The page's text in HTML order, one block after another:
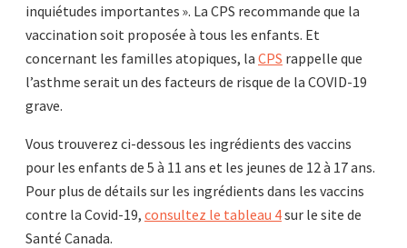
inquiétudes importantes ». La CPS recommande que la
vaccination soit proposée à tous les enfants. Et
concernant les familles atopiques, la CPS rappelle que
l’asthme serait un des facteurs de risque de la COVID-19
grave.
Vous trouverez ci-dessous les ingrédients des vaccins
pour les enfants de 5 à 11 ans et les jeunes de 12 à 17 ans.
Pour plus de détails sur les ingrédients dans les vaccins
contre la Covid-19, consultez le tableau 4sur le site de
Santé Canada.